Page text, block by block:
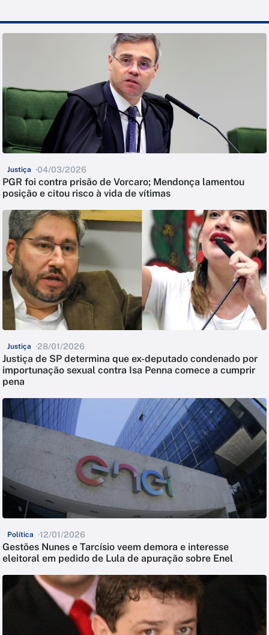
Justiça 04/03/2026
PGR foi contra prisão de Vorcaro; Mendonça lamentou
posição e citou risco à vida de vítimas
Justiça 28/01/2026
Justiça de SP determina que ex-deputado condenado por
importunação sexual contra Isa Penna comece a cumprir
pena
Política 12/01/2026
Gestões Nunes e Tarcísio veem demora e interesse
eleitoral em pedido de Lula de apuração sobre Enel